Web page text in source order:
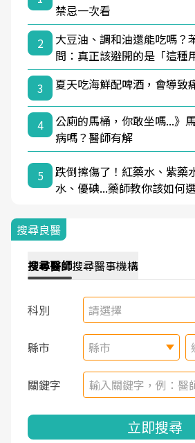
禁忌一次看
2
大豆油、調和油還能吃嗎？
問：真正該避開的是「這種
3
夏天吃海鮮配啤酒，會導致
4
公廁的馬桶，你敢坐嗎...》
病嗎？醫師有解
5
跌倒擦傷了！紅藥水、紫藥
水、優碘...藥師教你該如何
搜尋良醫
搜尋醫師搜尋醫事機構
科別 請選擇
縣市 縣市
關鍵字
立即搜尋